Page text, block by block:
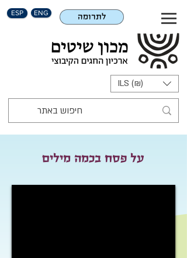
ESP ENG לתרומה
ILS (₪)
על פסח בכמה מילים